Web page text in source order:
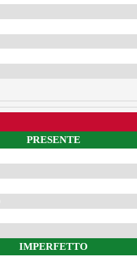
PRESENTE
IMPERFETTO